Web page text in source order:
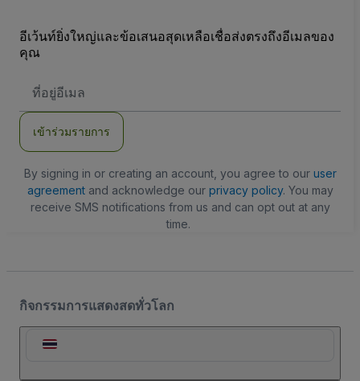
อีเว้นท์ยิ่งใหญ่และข้อเสนอสุดเหลือเชื่อส่งตรงถึงอีเมลของ
คุณ
อยู่
เข้าร่วมรายการ
By signing in or creating an account, you agree to our user
agreementand acknowledge our privacy policy. You may
receive SMS notifications from us and can opt out at any
time.
กิจกรรมการแสดงสดทั่วโลก